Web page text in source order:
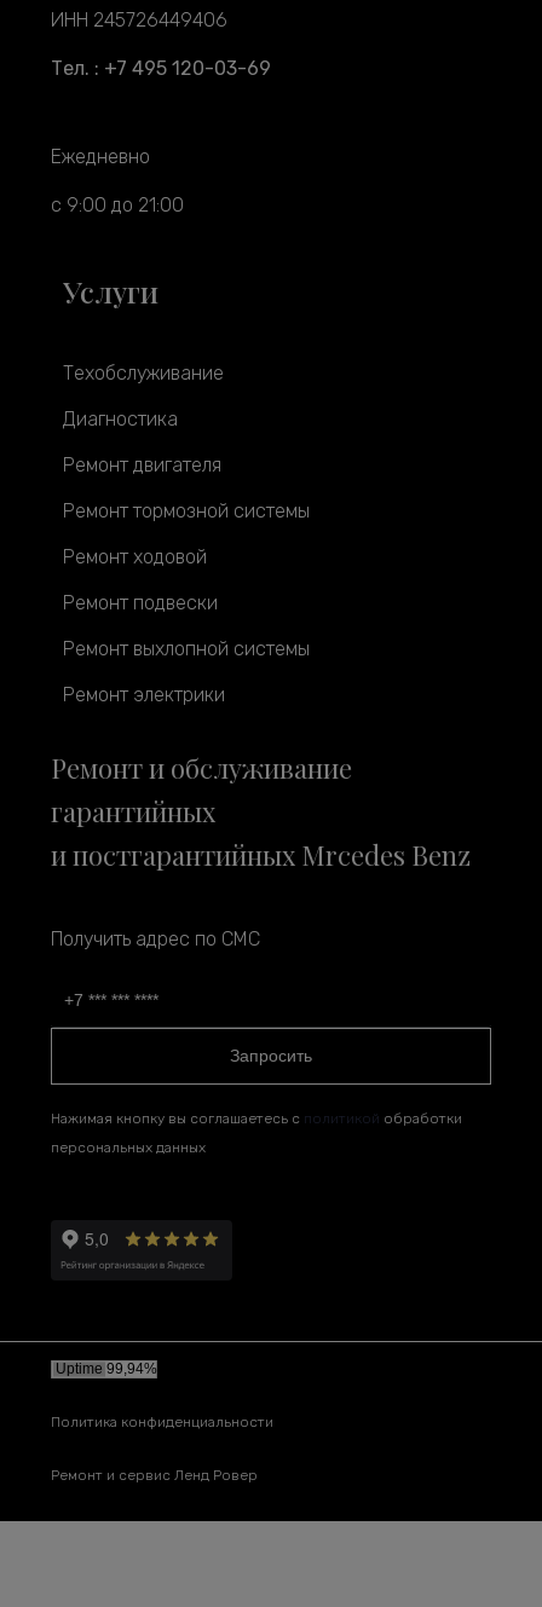
ИНН 245726449406
Тел. : +7 495 120-03-69
Ежедневно
с 9:00 до 21:00
Услуги
Техобслуживание
Диагностика
Ремонт двигателя
Ремонт тормозной системы
Ремонт ходовой
Ремонт подвески
Ремонт выхлопной системы
Ремонт электрики
Ремонт и обслуживание
гарантийных
и постгарантийных Mrcedes Benz
Получить адрес по СМС
Запросить
Нажимая кнопку вы соглашаетесь с политикой обработки
персональных данных
Политика конфиденциальности
Ремонт и сервис Ленд Ровер